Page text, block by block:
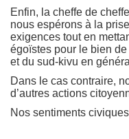
Enfin, la cheffe de
nous espérons à la
exigences tout en
égoïstes pour le bien
et du sud-kivu en
Dans le cas contraire,
d’autres actions
Nos sentiments